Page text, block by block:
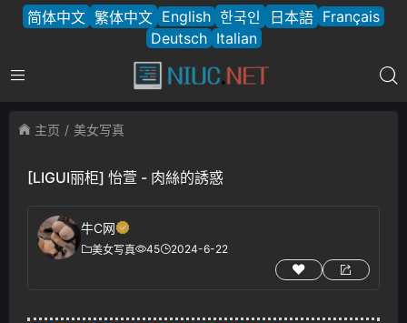
简体中文 繁体中文 English 한국인 日本語 Français
Deutsch Italian
主页 美女写真
[LIGUI丽柜] 怡萱 - 肉絲的誘惑
牛C网
美女写真 45 2024-6-22